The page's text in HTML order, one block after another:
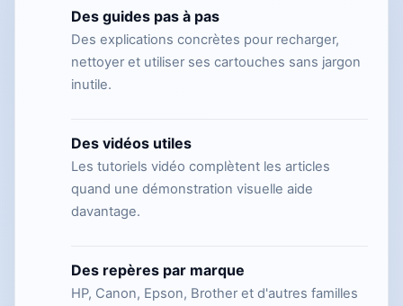
Des guides pas à pas
Des explications concrètes pour recharger,
nettoyer et utiliser ses cartouches sans jargon
inutile.
Des vidéos utiles
Les tutoriels vidéo complètent les articles
quand une démonstration visuelle aide
davantage.
Des repères par marque
HP, Canon, Epson, Brother et d'autres familles